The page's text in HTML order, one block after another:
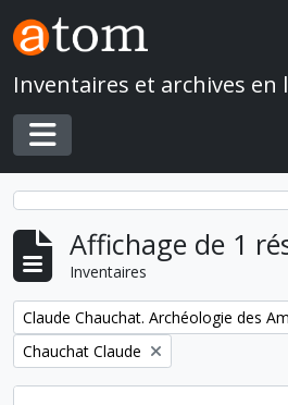
Skip to main content
Inventaires et archives en
Toggle navigation
Affichage de 1
Inventaires
Remove filter:
Claude Chauchat. Archéologie des
Remove filter:
Chauchat Claude